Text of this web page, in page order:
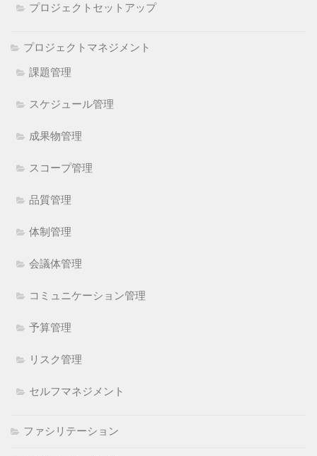
プロジェクトセットアップ
プロジェクトマネジメント
課題管理
スケジュール管理
成果物管理
スコープ管理
品質管理
体制管理
会議体管理
コミュニケーション管理
予算管理
リスク管理
セルフマネジメント
ファシリテーション